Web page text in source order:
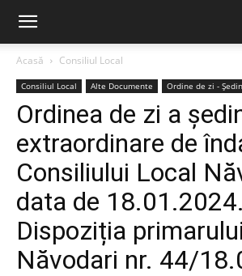
Acasă Consiliul Local
Consiliul Local Alte Documente Ordine de zi -
Ordinea de zi a
extraordinare de
Consiliului Local
data de 18.01.2024.
Dispoziția
Năvodari nr. 44/